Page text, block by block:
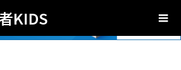
KIDS